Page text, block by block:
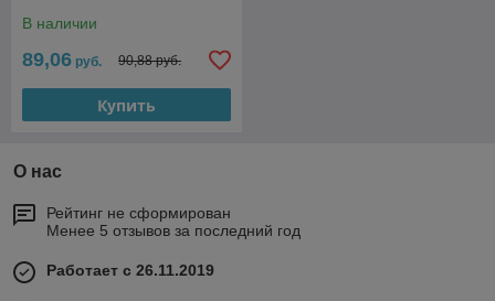
В наличии
89,06 руб. 90,88 руб.
Купить
О нас
Рейтинг не сформирован
Менее 5 отзывов за последний год
Работает с 26.11.2019